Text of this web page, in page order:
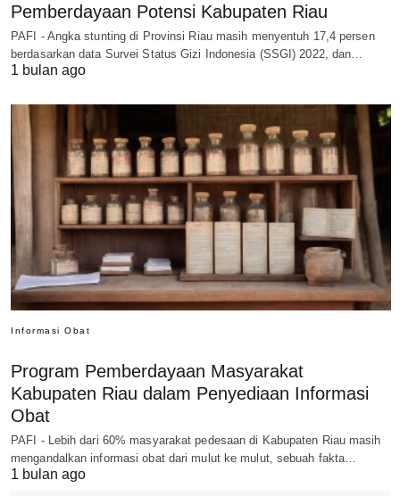
Pemberdayaan Potensi Kabupaten Riau
PAFI - Angka stunting di Provinsi Riau masih menyentuh 17,4 persen
berdasarkan data Survei Status Gizi Indonesia (SSGI) 2022, dan…
1 bulan ago
Informasi Obat
Program Pemberdayaan Masyarakat
Kabupaten Riau dalam Penyediaan Informasi
Obat
PAFI - Lebih dari 60% masyarakat pedesaan di Kabupaten Riau masih
mengandalkan informasi obat dari mulut ke mulut, sebuah fakta…
1 bulan ago